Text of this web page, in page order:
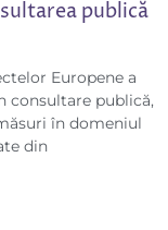
publică
Europene a
consultare publică,
în domeniul
din